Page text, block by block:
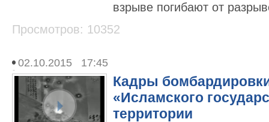
взрыве погибают от
Просмотров: 10352
02.10.2015 17:45
Кадры
«Исламского
территории